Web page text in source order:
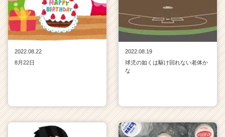
2022.08.22
8月22日
2022.08.19
球児の如くは駆け回れない老体か
な